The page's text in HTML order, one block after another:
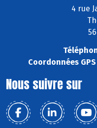
4 rue
Coordonnées GPS
Nous suivre sur